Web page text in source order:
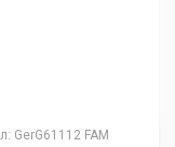
GerG61112 FAM